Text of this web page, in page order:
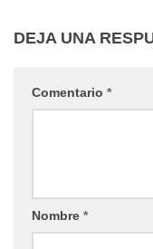
DEJA UNA
Comentario *
Nombre *